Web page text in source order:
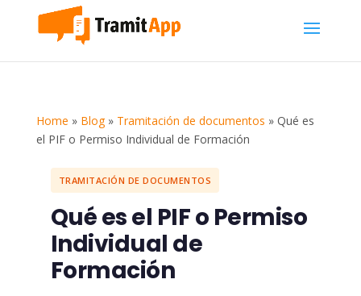
Home » Blog» Tramitación de documentos » Qué es
el PIF o Permiso Individual de Formación
TRAMITACIÓN DE DOCUMENTOS
Qué es el PIF o Permiso
Individual de
Formación